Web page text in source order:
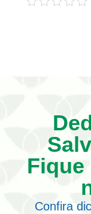
Confira